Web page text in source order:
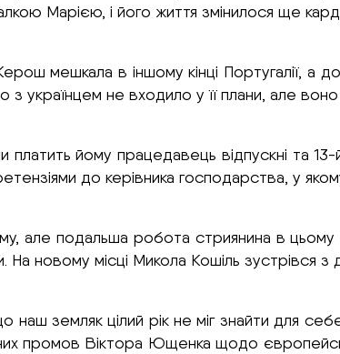
Марією, і його життя змінилося ще
мешкала в іншому кінці Португалії,
українцем не входило у її плани, але
йому працедавець відпускні та
до керівника господарства, у
але подальша робота стриянина в цьому
новому місці Микола Кошіль зустрівся з
земляк цілий рік не міг знайти для
промов Віктора Ющенка щодо